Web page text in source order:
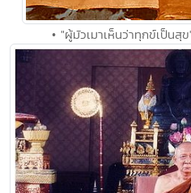
• "ผู้มัวเมาเห็นว่าทุกข์เป็นสุ